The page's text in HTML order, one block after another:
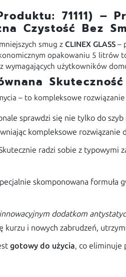
71111) –
Czystość Bez
smug zCLINEX GLASS –
opakowaniu 5 litrów
wymagających użytkowników
Skuteczność
– to kompleksowe
sprawdzi się nie tylko do
kompleksowe rozwiązanie
radzi sobie z typowymi
skomponowana formuła
innowacyjnym dodatkom
i nowych zabrudzeń,
gotowy do użycia, co eliminuje